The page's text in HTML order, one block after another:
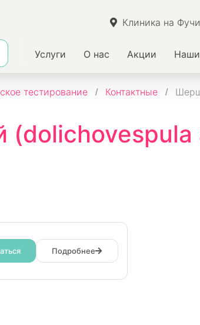
Клиника на
Услуги О нас Акции
тестирование Контактные
Подробнее